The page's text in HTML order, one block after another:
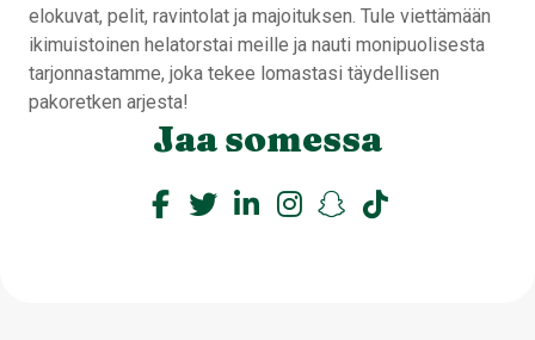
elokuvat, pelit, ravintolat ja majoituksen. Tule viettämään
ikimuistoinen helatorstai meille ja nauti monipuolisesta
tarjonnastamme, joka tekee lomastasi täydellisen
pakoretken arjesta!
Jaa somessa